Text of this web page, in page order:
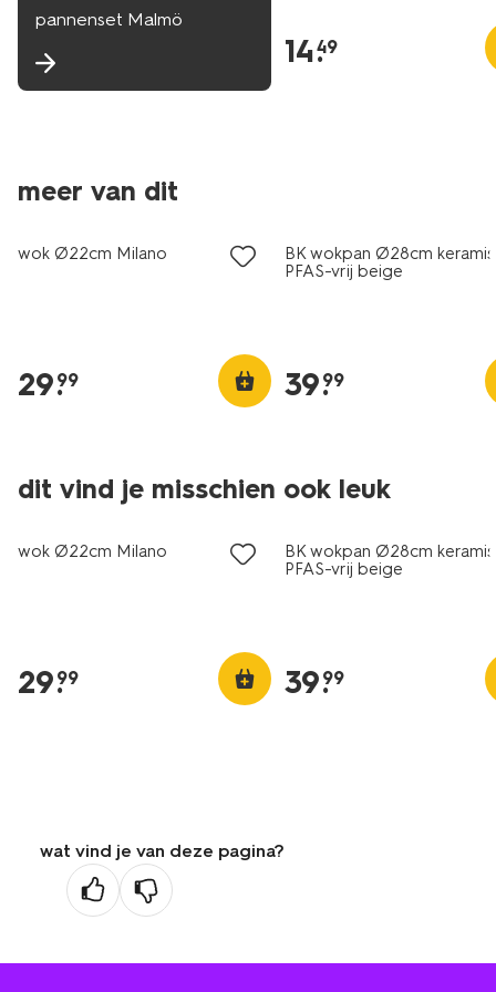
pannenset Malmö
14.
49
meer van dit
wok Ø22cm Milano
29.
99
BK wokpan Ø28cm
PFAS-vrij beige
39.
99
dit vind je misschien ook leuk
wok Ø22cm Milano
29.
99
BK wokpan Ø28cm
PFAS-vrij beige
39.
99
wat vind je van deze pagina?